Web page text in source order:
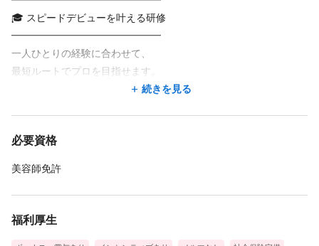
🎓 スピードデビューを叶える研修
━━━━━━━━━━━━━━━
一人ひとりの経験に合わせて、
最短ルートでプロを目指せます。
少人数制（講師1:3）で、丁寧に教えます。
【 1週間ほど 】で即戦力デビュー可能！
これまでのスキルを活かして、
続きを見る
必要資格
美容師免許
福利厚生